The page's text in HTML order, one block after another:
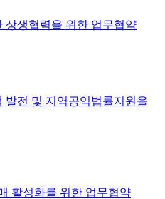
상생협력을 위한 업무협약
발전 및 지역공익법률지원을
활성화를 위한 업무협약